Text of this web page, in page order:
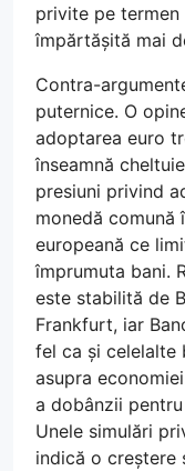
privite pe
împărtășită mai
Contra-
puternice. O
adoptarea euro
înseamnă
presiuni privind
monedă comună
europeană ce
împrumuta bani.
este stabilită de
Frankfurt, iar
fel ca și celelalte
asupra
a dobânzii
Unele simulări
indică o creștere